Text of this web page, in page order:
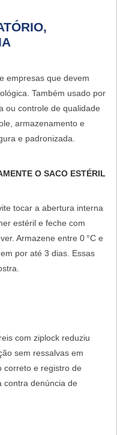
empresas que devem
Também usado por
ou controle de qualidade
armazenamento e
e padronizada.
O SACO ESTÉRIL
tocar a abertura interna
estéril e feche com
Armazene entre 0 °C e
por até 3 dias. Essas
com ziplock reduziu
sem ressalvas em
correto e registro de
contra denúncia de